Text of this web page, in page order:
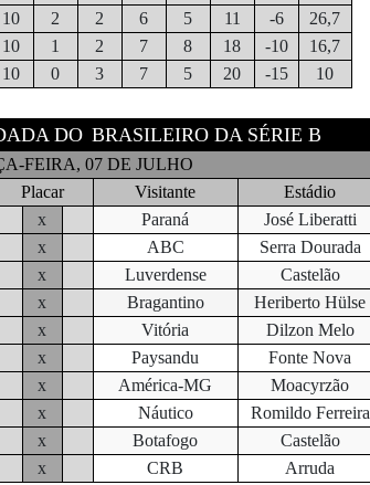
10 2 2 6 5 11 -6
26,7
10 1 2 7 8 18 -10
16,7
10 0 3 7 5 20 -15 10
DO BRASILEIRO DA SÉRIE B
FEIRA, 07 DE JULHO
Placar Visitante
Estádio
x Paraná
José Liberatti
x ABC
Serra Dourada
x Luverdense
Castelão
x Bragantino
Heriberto Hülse
x Vitória
Dilzon Melo
x Paysandu
Fonte Nova
x América-MG
Moacyrzão
x Náutico
Romildo Ferreira
x Botafogo
Castelão
x CRB Arruda